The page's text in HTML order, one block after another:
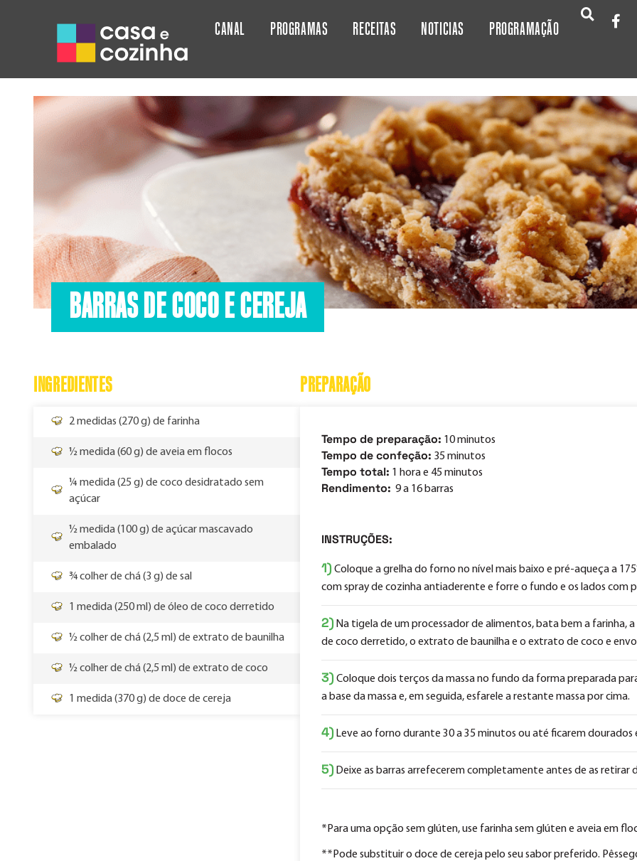
CANAL PROGRAMAS RECEITAS NOTICIAS PROGRAMAÇÃO
BARRAS DE COCO E CEREJA
INGREDIENTES
2 medidas (270 g) de farinha
½ medida (60 g) de aveia em flocos
¼ medida (25 g) de coco desidratado sem
açúcar
½ medida (100 g) de açúcar mascavado
embalado
¾ colher de chá (3 g) de sal
1 medida (250 ml) de óleo de coco derretido
½ colher de chá (2,5 ml) de extrato de baunilha
½ colher de chá (2,5 ml) de extrato de coco
1 medida (370 g) de doce de cereja
PREPARAÇÃO
Tempo de preparação: 10 minutos
Tempo de confeção: 35 minutos
Tempo total: 1 hora e 45 minutos
Rendimento: 9 a 16 barras
INSTRUÇÕES:
1) Coloque a grelha do forno no nível mais baixo e pré-aqueça a
com spray de cozinha antiaderente e forre o fundo e os lados com
2) Na tigela de um processador de alimentos, bata bem a farinha,
de coco derretido, o extrato de baunilha e o extrato de coco e
3) Coloque dois terços da massa no fundo da forma preparada
a base da massa e, em seguida, esfarele a restante massa por cima.
4) Leve ao forno durante 30 a 35 minutos ou até ficarem dourados
5) Deixe as barras arrefecerem completamente antes de as retirar
*Para uma opção sem glúten, use farinha sem glúten e aveia em
**Pode substituir o doce de cereja pelo seu sabor preferido.